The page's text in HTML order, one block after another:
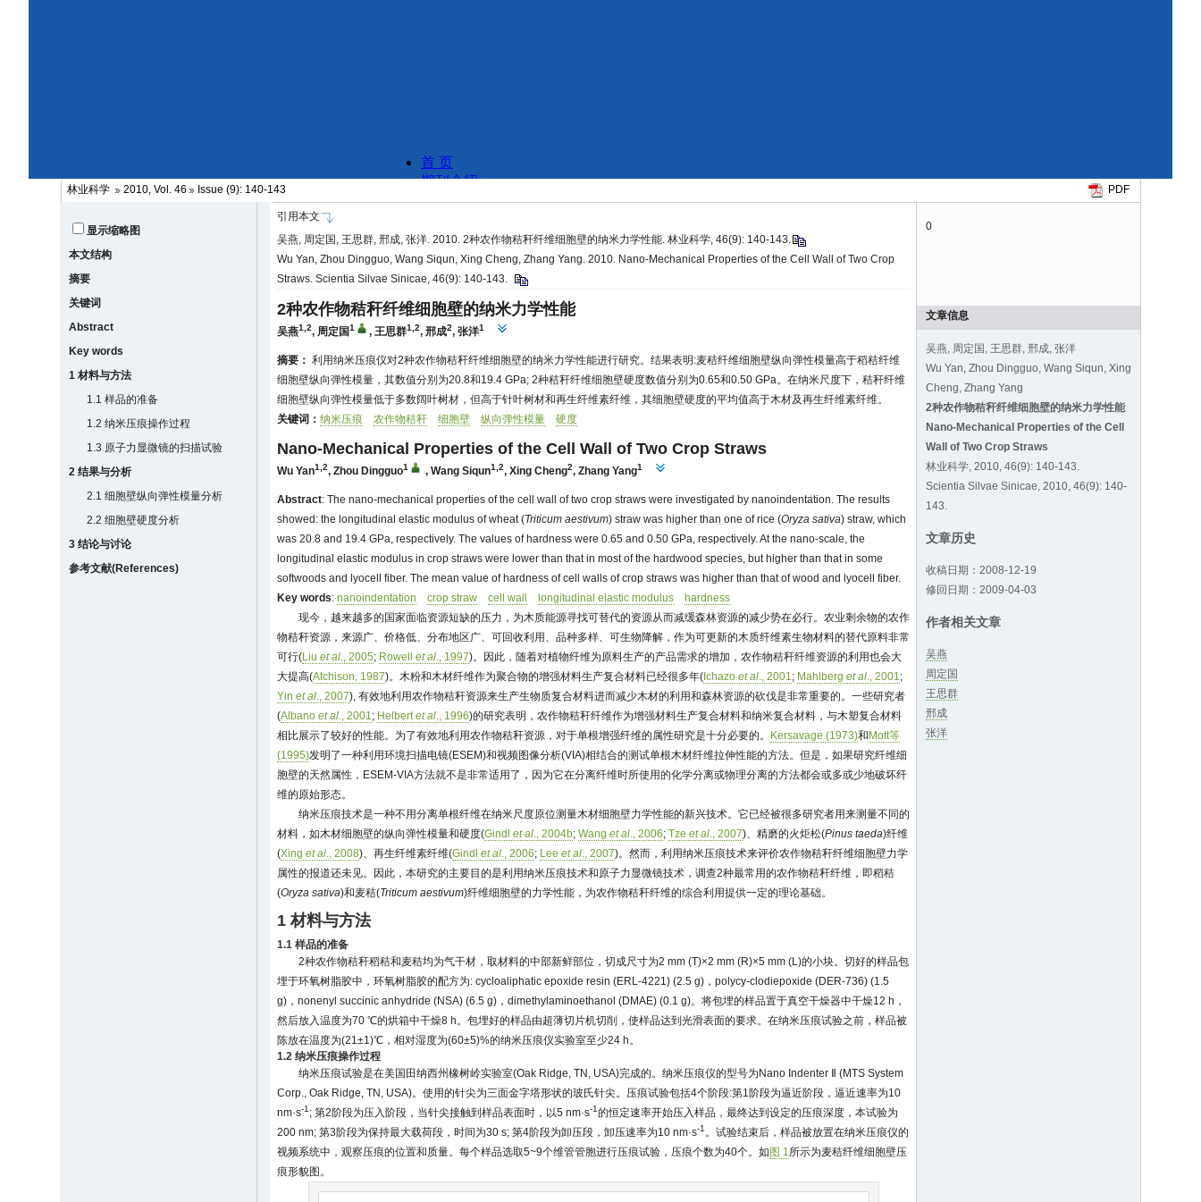
林业科学 2010, Vol. 46 Issue (9): 140-143 PDF
显示缩略图
本文结构
摘要
关键词
Abstract
Key words
1 材料与方法
1.1 样品的准备
1.2 纳米压痕操作过程
1.3 原子力显微镜的扫描试验
2 结果与分析
2.1 细胞壁纵向弹性模量分析
2.2 细胞壁硬度分析
3 结论与讨论
参考文献(References)
0
文章信息
吴燕, 周定国, 王思群, 邢成, 张洋
Wu Yan, Zhou Dingguo, Wang Siqun, Xing
Cheng, Zhang Yang
2种农作物秸秆纤维细胞壁的纳米力学性能
Nano-Mechanical Properties of the Cell
Wall of Two Crop Straws
林业科学, 2010, 46(9): 140-143.
Scientia Silvae Sinicae, 2010, 46(9): 140-
143.
文章历史
收稿日期：2008-12-19
修回日期：2009-04-03
作者相关文章
吴燕
周定国
王思群
邢成
张洋
引用本文
吴燕, 周定国, 王思群, 邢成, 张洋. 2010. 2种农作物秸秆纤维细胞壁的纳米力学性能. 林业科学, 46(9): 140-143.
Wu Yan, Zhou Dingguo, Wang Siqun, Xing Cheng, Zhang Yang. 2010. Nano-Mechanical Properties of the Cell Wall of Two Crop
Straws. Scientia Silvae Sinicae, 46(9): 140-143.
2种农作物秸秆纤维细胞壁的纳米力学性能
吴燕1,2, 周定国1 ,王思群1,2,邢成2,张洋1
摘要： 利用纳米压痕仪对2种农作物秸秆纤维细胞壁的纳米力学性能进行研究。结果表明:麦秸纤维细胞壁纵向弹性模量高于稻秸纤维
细胞壁纵向弹性模量，其数值分别为20.8和19.4 GPa; 2种秸秆纤维细胞壁硬度数值分别为0.65和0.50 GPa。在纳米尺度下，秸秆纤维
细胞壁纵向弹性模量低于多数阔叶树材，但高于针叶树材和再生纤维素纤维，其细胞壁硬度的平均值高于木材及再生纤维素纤维。
关键词：纳米压痕 农作物秸秆 细胞壁 纵向弹性模量 硬度
Nano-Mechanical Properties of the Cell Wall of Two Crop Straws
Wu Yan1,2,Zhou Dingguo1 ,Wang Siqun1,2,Xing Cheng2,Zhang Yang1
Abstract: The nano-mechanical properties of the cell wall of two crop straws were investigated by nanoindentation. The results
showed: the longitudinal elastic modulus of wheat (Triticum aestivum) straw was higher than one of rice (Oryza sativa) straw, which
was 20.8 and 19.4 GPa, respectively. The values of hardness were 0.65 and 0.50 GPa, respectively. At the nano-scale, the
longitudinal elastic modulus in crop straws were lower than that in most of the hardwood species, but higher than that in some
softwoods and lyocell fiber. The mean value of hardness of cell walls of crop straws was higher than that of wood and lyocell fiber.
Key words:nanoindentation crop straw cell wall longitudinal elastic modulus
hardness
现今，越来越多的国家面临资源短缺的压力，为木质能源寻找可替代的资源从而减缓森林资源的减少势在必行。农业剩余物的农作
物秸秆资源，来源广、价格低、分布地区广、可回收利用、品种多样、可生物降解，作为可更新的木质纤维素生物材料的替代原料非常
可行(Liuet al., 2005; Rowellet al., 1997)。因此，随着对植物纤维为原料生产的产品需求的增加，农作物秸秆纤维资源的利用也会大
大提高(Atchison, 1987)。木粉和木材纤维作为聚合物的增强材料生产复合材料已经很多年( Ichazoet al., 2001; Mahlberget al., 2001;
Yinet al., 2007), 有效地利用农作物秸秆资源来生产生物质复合材料进而减少木材的利用和森林资源的砍伐是非常重要的。一些研究者
(Albanoet al., 2001; Helbertet al., 1996)的研究表明，农作物秸秆纤维作为增强材料生产复合材料和纳米复合材料，与木塑复合材料
相比展示了较好的性能。为了有效地利用农作物秸秆资源，对于单根增强纤维的属性研究是十分必要的。
Kersavage (1973)和 Mott等
(1995)发明了一种利用环境扫描电镜(ESEM)和视频图像分析(VIA)相结合的测试单根木材纤维拉伸性能的方法。但是，如果研究纤维细
胞壁的天然属性，ESEM-VIA方法就不是非常适用了，因为它在分离纤维时所使用的化学分离或物理分离的方法都会或多或少地破坏纤
维的原始形态。
纳米压痕技术是一种不用分离单根纤维在纳米尺度原位测量木材细胞壁力学性能的新兴技术。它已经被很多研究者用来测量不同的
材料，如木材细胞壁的纵向弹性模量和硬度(Gindlet al., 2004b;Wanget al., 2006;Tzeet al., 2007)、精磨的火炬松(Pinus taeda)纤维
(Xinget al., 2008)、再生纤维素纤维(Gindlet al., 2006; Leeet al., 2007)。然而，利用纳米压痕技术来评价农作物秸秆纤维细胞壁力学
属性的报道还未见。因此，本研究的主要目的是利用纳米压痕技术和原子力显微镜技术，调查2种最常用的农作物秸秆纤维，即稻秸
(Oryza sativa)和麦秸(Triticum aestivum)纤维细胞壁的力学性能，为农作物秸秆纤维的综合利用提供一定的理论基础。
1 材料与方法
1.1 样品的准备
2种农作物秸秆稻秸和麦秸均为气干材，取材料的中部新鲜部位，切成尺寸为2 mm (T)×2 mm (R)×5 mm (L)的小块。切好的样品包
埋于环氧树脂胶中，环氧树脂胶的配方为: cycloaliphatic epoxide resin (ERL-4221) (2.5 g)，polycy-clodiepoxide (DER-736) (1.5
g)，nonenyl succinic anhydride (NSA) (6.5 g)，dimethylaminoethanol (DMAE) (0.1 g)。将包埋的样品置于真空干燥器中干燥12 h，
然后放入温度为70 ℃的烘箱中干燥8 h。包埋好的样品由超薄切片机切削，使样品达到光滑表面的要求。在纳米压痕试验之前，样品被
陈放在温度为(21±1)℃，相对湿度为(60±5)%的纳米压痕仪实验室至少24 h。
1.2 纳米压痕操作过程
纳米压痕试验是在美国田纳西州橡树岭实验室(Oak Ridge, TN, USA)完成的。纳米压痕仪的型号为Nano Indenter Ⅱ (MTS System
Corp., Oak Ridge, TN, USA)。使用的针尖为三面金字塔形状的玻氏针尖。压痕试验包括4个阶段:第1阶段为逼近阶段，逼近速率为10
nm·s-1 ; 第2阶段为压入阶段，当针尖接触到样品表面时，以5 nm·s-1的恒定速率开始压入样品，最终达到设定的压痕深度，本试验为
200 nm; 第3阶段为保持最大载荷段，时间为30 s; 第4阶段为卸压段，卸压速率为10 nm·s-1 。试验结束后，样品被放置在纳米压痕仪的
视频系统中，观察压痕的位置和质量。每个样品选取5~9个维管管胞进行压痕试验，压痕个数为40个。如 图 1所示为麦秸纤维细胞壁压
痕形貌图。